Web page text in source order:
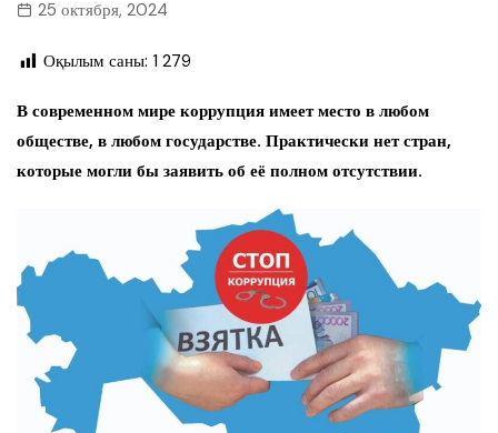
25 октября, 2024
Оқылым саны: 1 279
В современном мире коррупция имеет место в любом
обществе, в любом государстве. Практически нет стран,
которые могли бы заявить об её полном отсутствии.